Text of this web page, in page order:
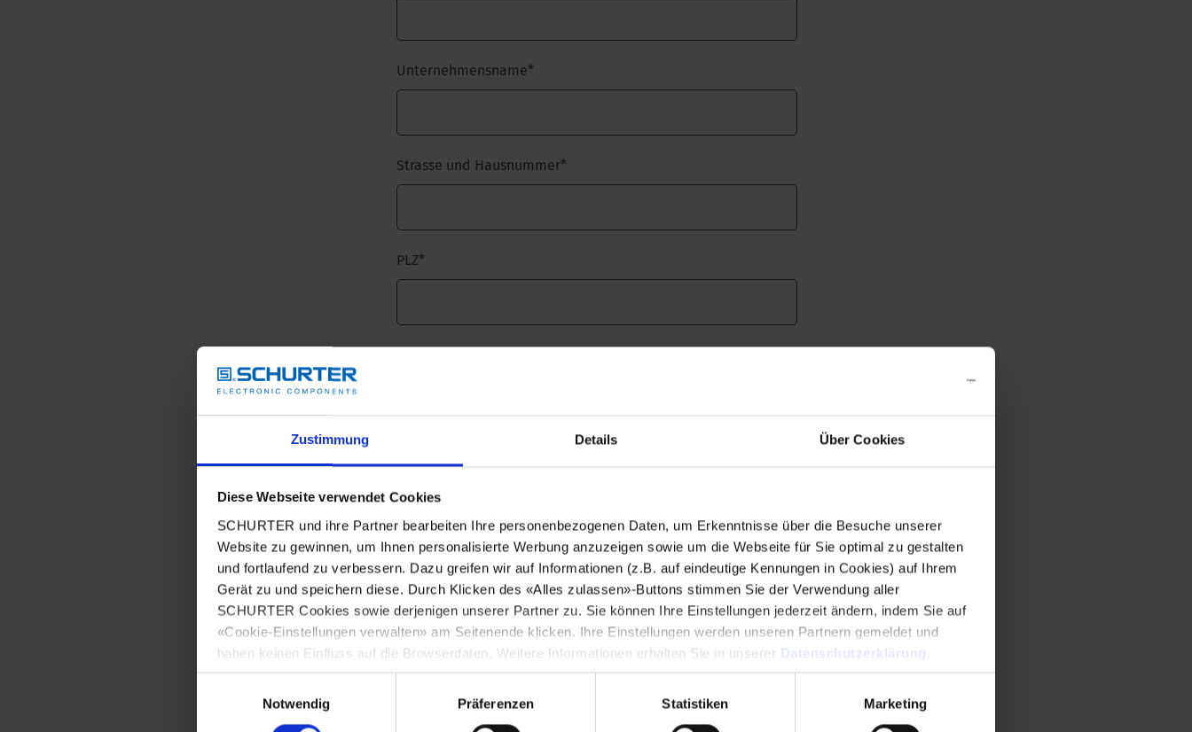
Zustimmung Details Über Cookies
Diese Webseite verwendet Cookies
SCHURTER und ihre Partner bearbeiten Ihre personenbezogenen Daten, um Erkenntnisse über die Besuche unserer
Website zu gewinnen, um Ihnen personalisierte Werbung anzuzeigen sowie um die Webseite für Sie optimal zu gestalten
und fortlaufend zu verbessern. Dazu greifen wir auf Informationen (z.B. auf eindeutige Kennungen in Cookies) auf Ihrem
Gerät zu und speichern diese. Durch Klicken des «Alles zulassen»-Buttons stimmen Sie der Verwendung aller
SCHURTER Cookies sowie derjenigen unserer Partner zu. Sie können Ihre Einstellungen jederzeit ändern, indem Sie auf
«Cookie-Einstellungen verwalten» am Seitenende klicken. Ihre Einstellungen werden unseren Partnern gemeldet und
haben keinen Einfluss auf die Browserdaten. Weitere Informationen erhalten Sie in unserer Datenschutzerklärung
Notwendig
Präferenzen Statistiken Marketing
Unternehmensname*
Strasse und Hausnummer*
PLZ*
Telefonnummer*
Mitteilung*